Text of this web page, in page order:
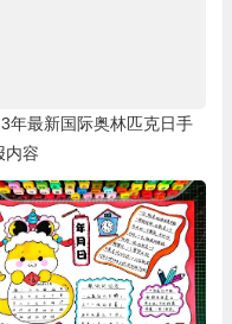
年最新国际奥林匹克日手
内容